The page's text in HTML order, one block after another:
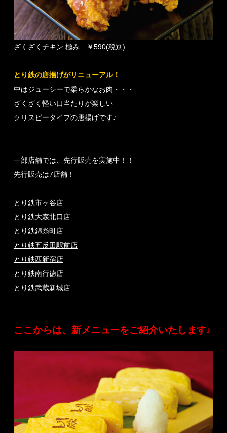
ざくざくチキン 極み ￥590(税別)
とり鉄の唐揚げがリニューアル！
中はジューシーで柔らかなお肉・・・
ざくざく軽い口当たりが楽しい
クリスピータイプの唐揚げです♪
一部店舗では、先行販売を実施中！！
先行販売は7店舗！
とり鉄市ヶ谷店
とり鉄大森北口店
とり鉄錦糸町店
とり鉄五反田駅前店
とり鉄西新宿店
とり鉄南行徳店
とり鉄武蔵新城店
ここからは、新メニューをご紹介いたします♪